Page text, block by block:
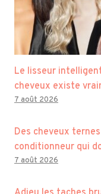
Le lisseur
cheveux existe
7 août 2026
Des cheveux
conditionneur qui
7 août 2026